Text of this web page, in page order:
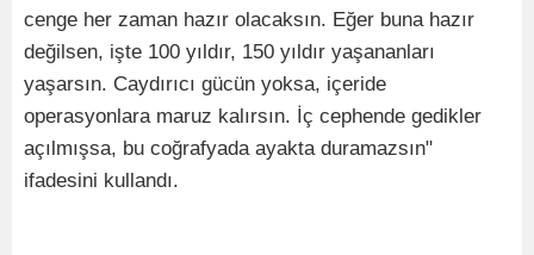
cenge her zaman hazır olacaksın. Eğer buna hazır
değilsen, işte 100 yıldır, 150 yıldır yaşananları
yaşarsın. Caydırıcı gücün yoksa, içeride
operasyonlara maruz kalırsın. İç cephende gedikler
açılmışsa, bu coğrafyada ayakta duramazsın"
ifadesini kullandı.